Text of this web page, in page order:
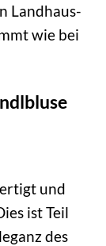
Landhaus-
wie bei
und
ist Teil
des